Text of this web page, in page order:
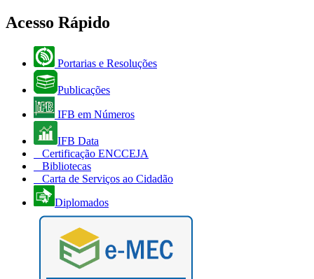
Acesso Rápido
Portarias e Resoluções
Publicações
IFB em Números
IFB Data
Certificação ENCCEJA
Bibliotecas
Carta de Serviços ao Cidadão
Diplomados